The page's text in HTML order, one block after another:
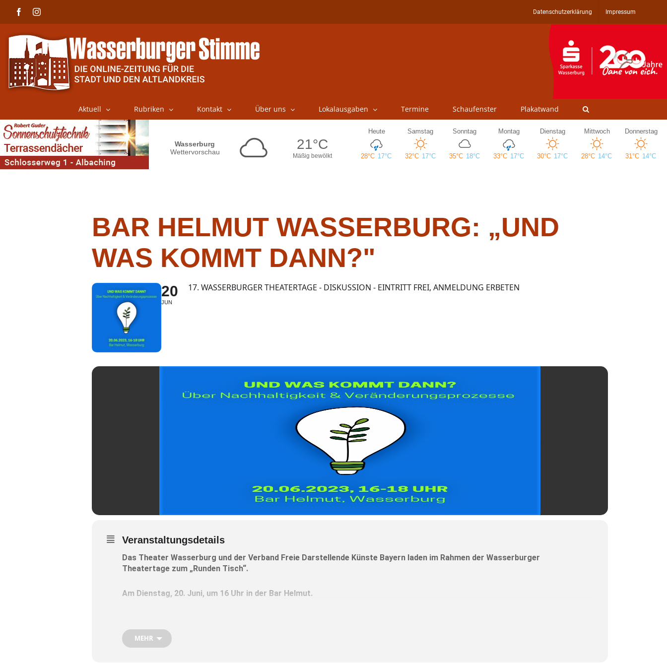
FacebookInstagram Datenschutzerklärung Impressum
Aktuell Rubriken Kontakt Über uns Lokalausgaben Termine Schaufenster Plakatwand
BAR HELMUT WASSERBURG: „UND
WAS KOMMT DANN?"
20
JUN
17. WASSERBURGER THEATERTAGE - DISKUSSION - EINTRITT FREI, ANMELDUNG ERBETEN
Veranstaltungsdetails
Das Theater Wasserburg und der Verband Freie Darstellende Künste Bayern laden im Rahmen der Wasserburger
Theatertage zum „Runden Tisch“.
Am Dienstag, 20. Juni, um 16 Uhr in der Bar Helmut.
darum geht, einen Generationenwechsel zu vollziehen – so wie er geplant oder ungeplant an etlichen freien (Kultur-)Häusern
jetzt und in den kommenden Jahren ansteht?
MEHR